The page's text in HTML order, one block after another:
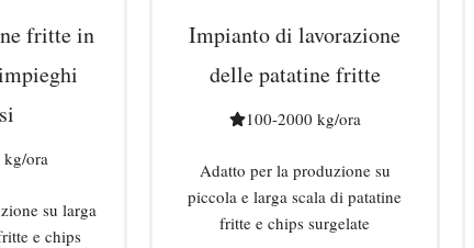
fritte in
ora
su larga
e chips
Impianto di lavorazione
delle patatine fritte
100-2000 kg/ora
Adatto per la produzione su
piccola e larga scala di patatine
fritte e chips surgelate